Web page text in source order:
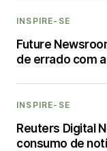
INSPIRE-SE
Future
de errado com
INSPIRE-SE
Reuters Digital
consumo de